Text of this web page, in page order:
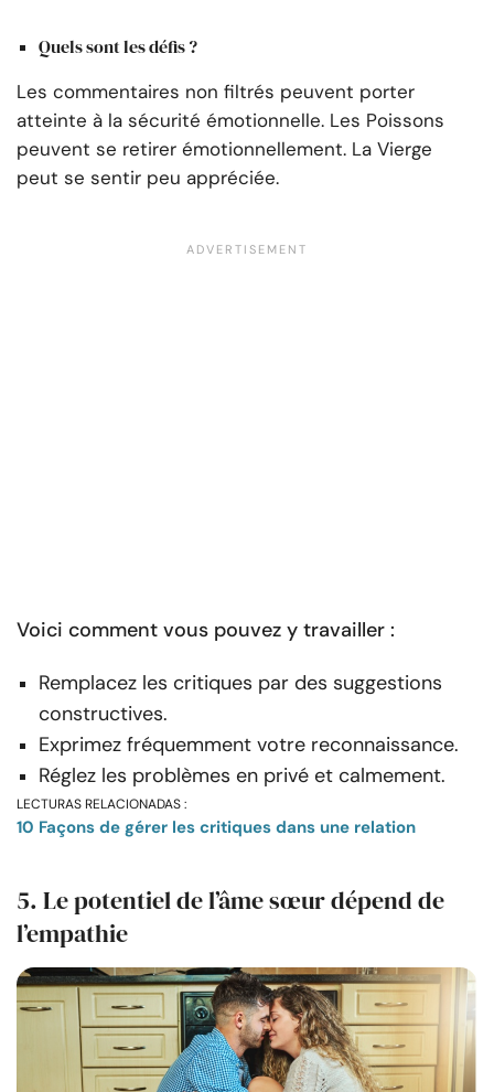
Quels sont les défis ?
Les commentaires non filtrés peuvent porter
atteinte à la sécurité émotionnelle. Les Poissons
peuvent se retirer émotionnellement. La Vierge
peut se sentir peu appréciée.
Voici comment vous pouvez y travailler :
Remplacez les critiques par des suggestions
constructives.
Exprimez fréquemment votre reconnaissance.
Réglez les problèmes en privé et calmement.
LECTURAS RELACIONADAS :
10 Façons de gérer les critiques dans une relation
5. Le potentiel de l’âme sœur dépend de
l’empathie